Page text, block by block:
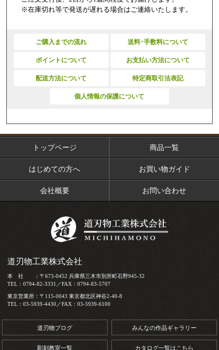
※在庫切れ等で発送が遅れる場合はご連絡いたします。
ご購入までの流れ 送料･手数料について
ポイントについて お支払い方法について
配送方法について 特定商取引法表記
個人情報の保護について
トップページ 商品一覧
はじめての方へ お買い物ガイド
会社概要 お問い合わせ
道刃物工業株式会社
本 社 ：〒673-0452 兵庫県三木市別所町石野945-32
TEL：0794-82-3331／FAX：0794-83-5707
東京営業所：〒115-0043 東京都北区神谷2-40-8
TEL：03-5939-4430／FAX：03-5939-6100
道刃物ブログ みんなの作品ギャラリー
彫刻教室一覧 カタログ一覧はこちら